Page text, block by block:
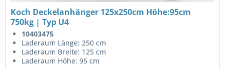
Koch Deckelanhänger 125x250cm Höhe:95cm
750kg | Typ U4
10403475
Laderaum Länge: 250 cm
Laderaum Breite: 125 cm
Laderaum Höhe: 95 cm